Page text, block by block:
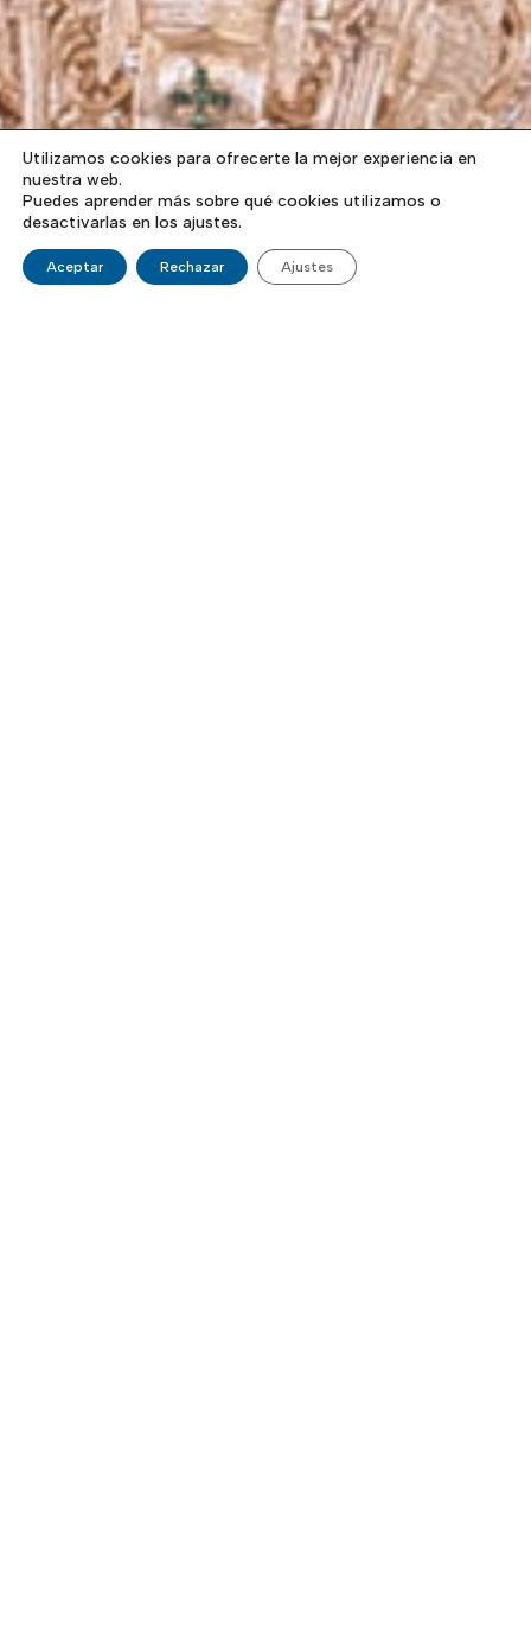
Utilizamos cookies para ofrecerte la mejor experiencia en
nuestra web.
Puedes aprender más sobre qué cookies utilizamos o
desactivarlas en los ajustes.
Aceptar Rechazar Ajustes